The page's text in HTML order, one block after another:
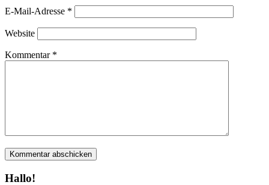
E-Mail-Adresse *
Website
Kommentar *
Hallo!